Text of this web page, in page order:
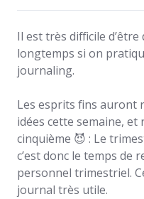
Il est très difficile
longtemps si on
journaling.
Les esprits fins auront
idées cette semaine, et
cinquième 😈 : Le
c’est donc le temps de
personnel trimestriel.
journal très utile.